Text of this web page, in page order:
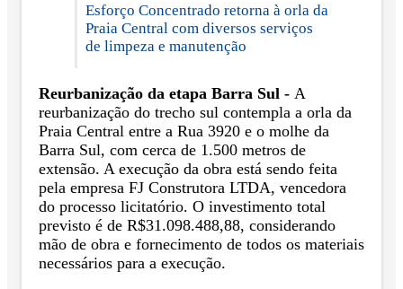
Esforço Concentrado retorna à orla da
Praia Central com diversos serviços
de limpeza e manutenção
Reurbanização da etapa Barra Sul - A
reurbanização do trecho sul contempla a orla da
Praia Central entre a Rua 3920 e o molhe da
Barra Sul, com cerca de 1.500 metros de
extensão. A execução da obra está sendo feita
pela empresa FJ Construtora LTDA, vencedora
do processo licitatório. O investimento total
previsto é de R$31.098.488,88, considerando
mão de obra e fornecimento de todos os materiais
necessários para a execução.